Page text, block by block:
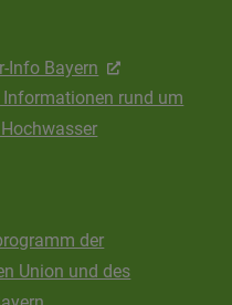
Info Bayern
Informationen rund um
der
Union und des